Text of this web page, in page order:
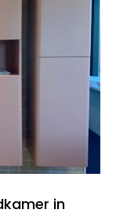
in
een knipoog
look